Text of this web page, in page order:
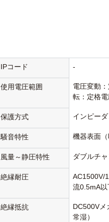
IPコード -
使用電圧範囲
電圧変動
転：定格
保護方式 インピー
騒音特性 機器表面
風量～静圧特性 ダブルチ
絶縁耐圧
AC1500V/
流0.5mA
絶縁抵抗
DC500V
常湿）